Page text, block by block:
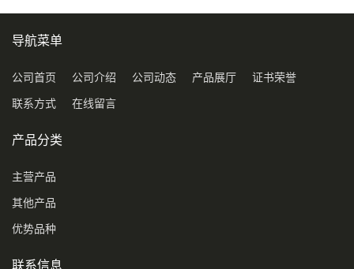
导航菜单
公司首页 公司介绍 公司动态 产品展厅 证书荣誉
联系方式 在线留言
产品分类
主营产品
其他产品
优势品种
联系信息